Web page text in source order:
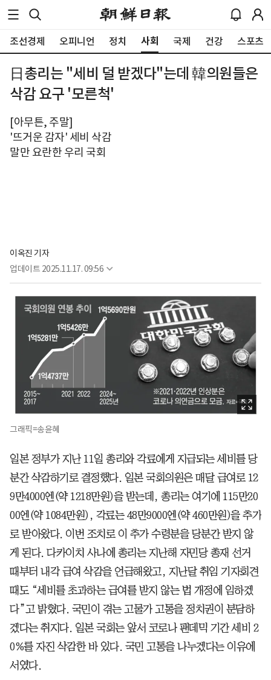
조선경제 오피니언 정치 사회 국제 건강 스포츠
日총리는 "세비 덜 받겠다"는데 韓의원들은
삭감 요구 '모른척'
[아무튼, 주말]
'뜨거운 감자' 세비 삭감
말만 요란한 우리 국회
이옥진 기자
업데이트 2025.11.17. 09:56
그래픽=송윤혜
일본 정부가 지난 11일 총리와 각료에게 지급되는 세비를 당
분간 삭감하기로 결정했다. 일본 국회의원은 매달 급여로 12
9만4000엔(약 1218만원)을 받는데, 총리는 여기에 115만20
00엔(약 1084만원), 각료는 48만9000엔(약 460만원)을 추가
로 받아왔다. 이번 조치로 이 추가 수령분을 당분간 받지 않
게 된다. 다카이치 사나에 총리는 지난해 자민당 총재 선거
때부터 내각 급여 삭감을 언급해왔고, 지난달 취임 기자회견
때도 “세비를 초과하는 급여를 받지 않는 법 개정에 임하겠
다”고 밝혔다. 국민이 겪는 고물가 고통을 정치권이 분담하
겠다는 취지다. 일본 국회는 앞서 코로나 팬데믹 기간 세비 2
0%를 자진 삭감한 바 있다. 국민 고통을 나누겠다는 이유에
서였다.